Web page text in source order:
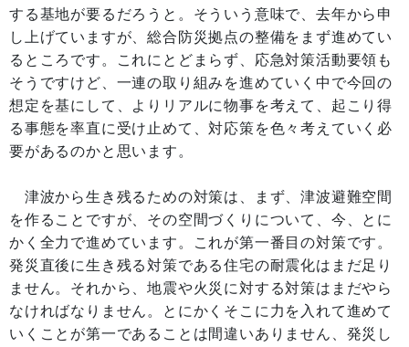
する基地が要るだろうと。そういう意味で、去年から申
し上げていますが、総合防災拠点の整備をまず進めてい
るところです。これにとどまらず、応急対策活動要領も
そうですけど、一連の取り組みを進めていく中で今回の
想定を基にして、よりリアルに物事を考えて、起こり得
る事態を率直に受け止めて、対応策を色々考えていく必
要があるのかと思います。
津波から生き残るための対策は、まず、津波避難空間
を作ることですが、その空間づくりについて、今、とに
かく全力で進めています。これが第一番目の対策です。
発災直後に生き残る対策である住宅の耐震化はまだ足り
ません。それから、地震や火災に対する対策はまだやら
なければなりません。とにかくそこに力を入れて進めて
いくことが第一であることは間違いありません、発災し